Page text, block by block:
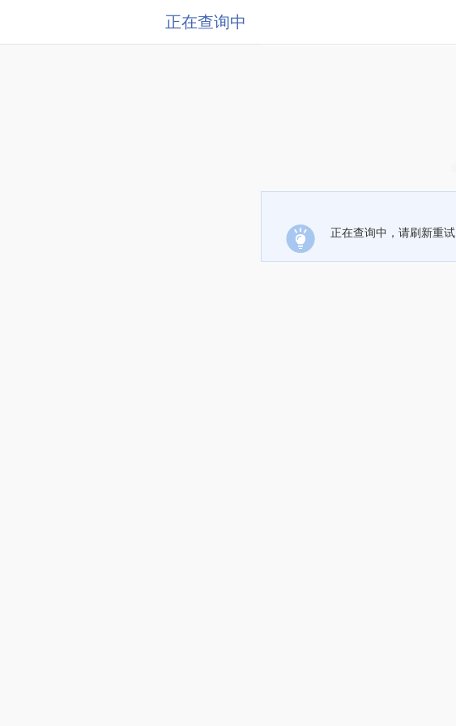
正在查询中
正在查询中，请刷新重试